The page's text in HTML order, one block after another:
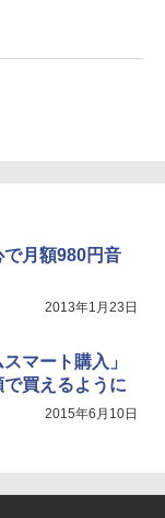
月額980円音
2013年1月23日
マート購入」
買えるように
2015年6月10日